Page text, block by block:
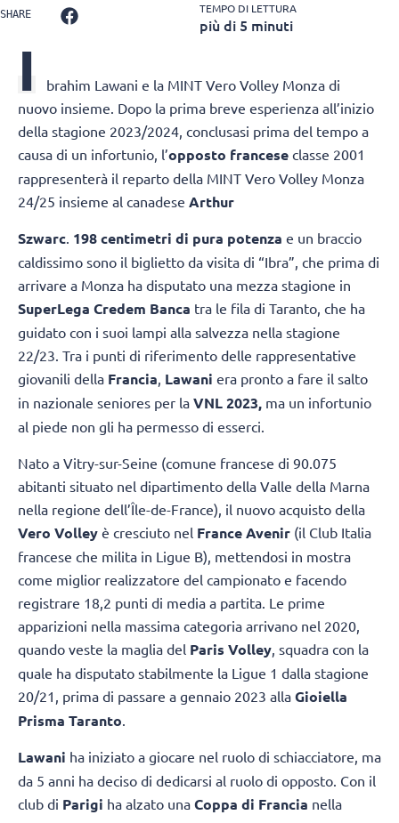
SHARE TEMPO DI LETTURA
più di 5 minuti
I brahim Lawani e la MINT Vero Volley Monza di
nuovo insieme. Dopo la prima breve esperienza all’inizio
della stagione 2023/2024, conclusasi prima del tempo a
causa di un infortunio, l’opposto francese classe 2001
rappresenterà il reparto della MINT Vero Volley Monza
24/25 insieme al canadese Arthur
Szwarc. 198 centimetri di pura potenza e un braccio
caldissimo sono il biglietto da visita di “Ibra”, che prima di
arrivare a Monza ha disputato una mezza stagione in
SuperLega Credem Banca tra le fila di Taranto, che ha
guidato con i suoi lampi alla salvezza nella stagione
22/23. Tra i punti di riferimento delle rappresentative
giovanili della Francia, Lawani era pronto a fare il salto
in nazionale seniores per la VNL 2023, ma un infortunio
al piede non gli ha permesso di esserci.
Nato a Vitry-sur-Seine (comune francese di 90.075
abitanti situato nel dipartimento della Valle della Marna
nella regione dell’Île-de-France), il nuovo acquisto della
Vero Volley è cresciuto nel France Avenir (il Club Italia
francese che milita in Ligue B), mettendosi in mostra
come miglior realizzatore del campionato e facendo
registrare 18,2 punti di media a partita. Le prime
apparizioni nella massima categoria arrivano nel 2020,
quando veste la maglia del Paris Volley , squadra con la
quale ha disputato stabilmente la Ligue 1 dalla stagione
20/21, prima di passare a gennaio 2023 alla Gioiella
Prisma Taranto
Lawani ha iniziato a giocare nel ruolo di schiacciatore, ma
da 5 anni ha deciso di dedicarsi al ruolo di opposto. Con il
club di Parigi ha alzato una Coppa di Francia nella